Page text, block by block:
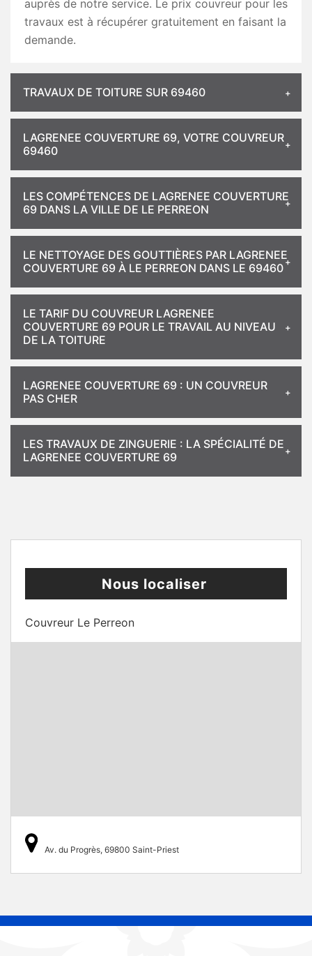
auprès de notre service. Le prix couvreur pour les
travaux est à récupérer gratuitement en faisant la
demande.
TRAVAUX DE TOITURE SUR 69460
LAGRENEE COUVERTURE 69, VOTRE COUVREUR
69460
LES COMPÉTENCES DE LAGRENEE COUVERTURE
69 DANS LA VILLE DE LE PERREON
LE NETTOYAGE DES GOUTTIÈRES PAR LAGRENEE
COUVERTURE 69 À LE PERREON DANS LE 69460
LE TARIF DU COUVREUR LAGRENEE
COUVERTURE 69 POUR LE TRAVAIL AU NIVEAU
DE LA TOITURE
LAGRENEE COUVERTURE 69 : UN COUVREUR
PAS CHER
LES TRAVAUX DE ZINGUERIE : LA SPÉCIALITÉ DE
LAGRENEE COUVERTURE 69
Nous localiser
Couvreur Le Perreon
Av. du Progrès, 69800 Saint-Priest